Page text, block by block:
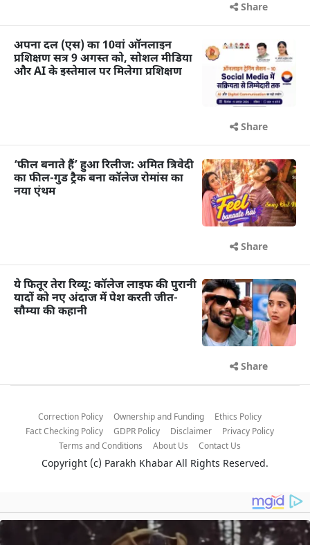
Share
अपना दल (एस) का 10वां ऑनलाइन
प्रशिक्षण सत्र 9 अगस्त को, सोशल मीडिया
और AI के इस्तेमाल पर मिलेगा प्रशिक्षण
Share
‘फील बनाते हैं’ हुआ रिलीज: अमित त्रिवेदी
का फील-गुड ट्रैक बना कॉलेज रोमांस का
नया एंथम
Share
ये फितूर तेरा रिव्यू: कॉलेज लाइफ की पुरानी
यादों को नए अंदाज में पेश करती जीत-
सौम्या की कहानी
Share
Correction Policy Ownership and Funding
Ethics Policy
Fact Checking Policy
GDPR Policy Disclaimer
Privacy Policy
Terms and Conditions
About Us Contact Us
Copyright (c) Parakh Khabar All Rights Reserved.